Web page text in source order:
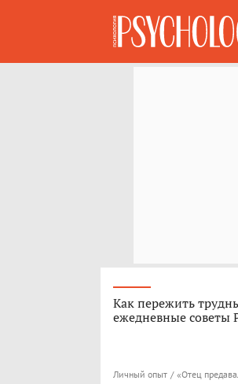
Как пережить
ежедневные советы
Личный опыт / «Отец